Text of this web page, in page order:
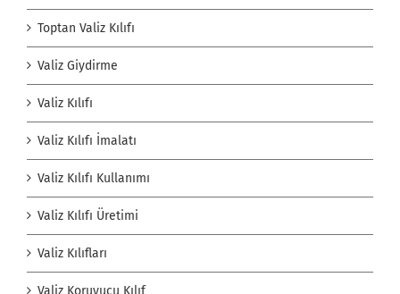
Toptan Valiz Kılıfı
Valiz Giydirme
Valiz Kılıfı
Valiz Kılıfı İmalatı
Valiz Kılıfı Kullanımı
Valiz Kılıfı Üretimi
Valiz Kılıfları